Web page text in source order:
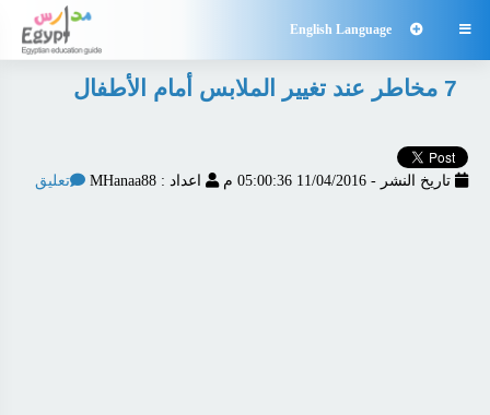

English Language
7 مخاطر عند تغيير الملابس أمام الأطفال
تاريخ النشر - 11/04/2016 05:00:36 م اعداد : MHanaa88 تعليق